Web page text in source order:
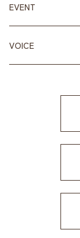
EVENT
VOICE